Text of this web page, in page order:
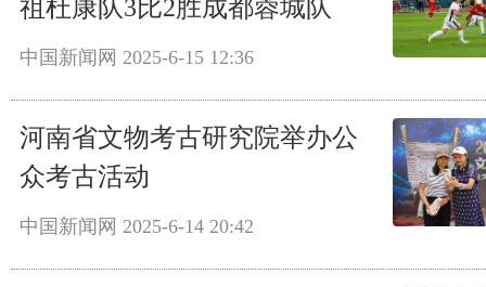
祖杜康队3比2胜成都蓉城队
中国新闻网 2025-6-15 12:36
河南省文物考古研究院举办公
众考古活动
中国新闻网 2025-6-14 20:42